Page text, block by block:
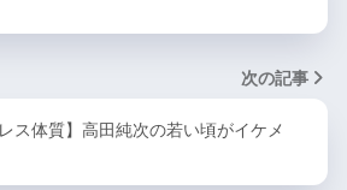
次の記事
ス体質】高田純次の若い頃がイケメ